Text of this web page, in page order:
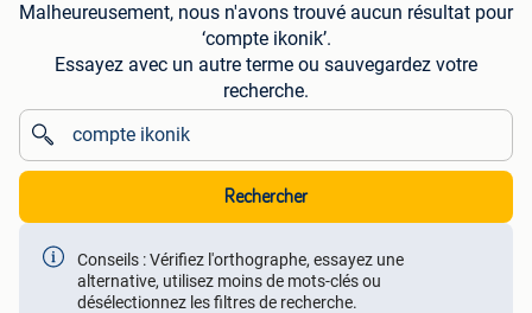
Malheureusement, nous n'avons trouvé aucun résultat pour
‘compte ikonik’.
Essayez avec un autre terme ou sauvegardez votre
recherche.
Rechercher
Conseils : Vérifiez l'orthographe, essayez une
alternative, utilisez moins de mots-clés ou
désélectionnez les filtres de recherche.